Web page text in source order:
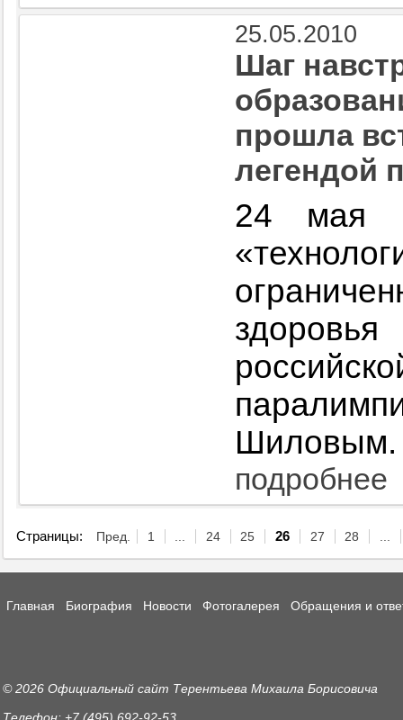
25.05.2010
Шаг
прошла
легендой
24 мая
Шиловым.
подробнее
Страницы: Пред. 1 ... 24 25 26 27 28 ...
Главная Биография Новости Фотогалерея Обращения и
© 2026 Официальный сайт Терентьева Михаила Борисовича